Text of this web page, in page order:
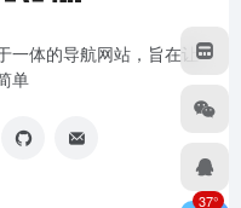
一体的导航网站，旨在让
单
37°